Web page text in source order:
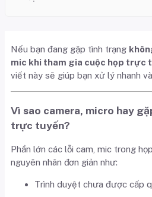
Nếu bạn đang gặp tình trạng
mic khi tham gia cuộc họp trực
viết này sẽ giúp bạn xử lý nhanh
Vì sao camera, micro hay
trực tuyến?
Phần lớn các lỗi cam, mic trong
nguyên nhân đơn giản như:
Trình duyệt chưa được cấp